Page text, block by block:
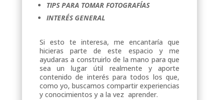
TIPS PARA TOMAR FOTOGRAFÍAS
INTERÉS GENERAL
Si esto te interesa, me encantaría que
hicieras parte de este espacio y me
ayudaras a construirlo de la mano para que
sea un lugar útil realmente y aporte
contenido de interés para todos los que,
como yo, buscamos compartir experiencias
y conocimientos y a la vez aprender.